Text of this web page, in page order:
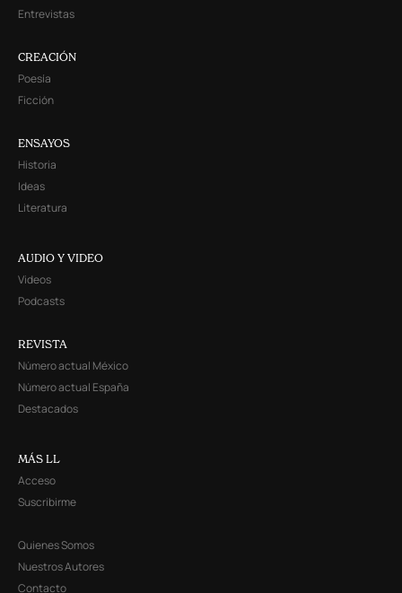
Entrevistas
CREACIÓN
Poesía
Ficción
ENSAYOS
Historia
Ideas
Literatura
AUDIO Y VIDEO
Videos
Podcasts
REVISTA
Número actual México
Número actual España
Destacados
MÁS LL
Acceso
Suscribirme
Quienes Somos
Nuestros Autores
Contacto